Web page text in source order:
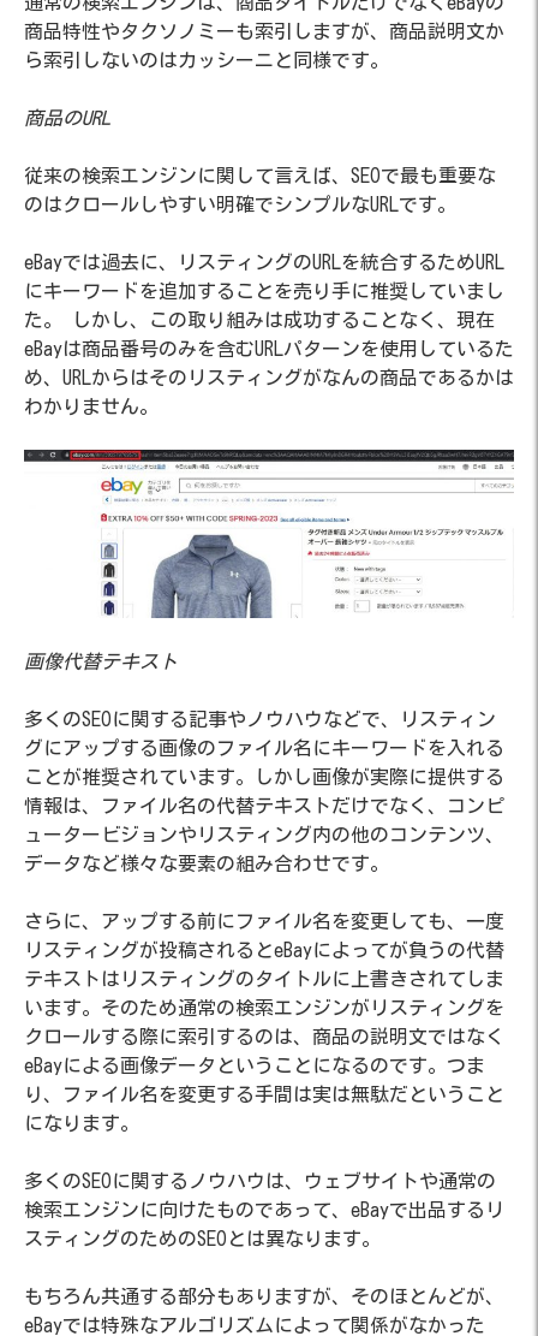
商品特性やタクソノミーも索引しますが、商品説明文か
ら索引しないのはカッシーニと同様です。
商品のURL
従来の検索エンジンに関して言えば、SEOで最も重要な
のはクロールしやすい明確でシンプルなURLです。
eBayでは過去に、リスティングのURLを統合するためURL
にキーワードを追加することを売り手に推奨していまし
た。 しかし、この取り組みは成功することなく、現在
eBayは商品番号のみを含むURLパターンを使用しているた
め、URLからはそのリスティングがなんの商品であるかは
わかりません。
画像代替テキスト
多くのSEOに関する記事やノウハウなどで、リスティン
グにアップする画像のファイル名にキーワードを入れる
ことが推奨されています。しかし画像が実際に提供する
情報は、ファイル名の代替テキストだけでなく、コンピ
ュータービジョンやリスティング内の他のコンテンツ、
データなど様々な要素の組み合わせです。
さらに、アップする前にファイル名を変更しても、一度
リスティングが投稿されるとeBayによってが負うの代替
テキストはリスティングのタイトルに上書きされてしま
います。そのため通常の検索エンジンがリスティングを
クロールする際に索引するのは、商品の説明文ではなく
eBayによる画像データということになるのです。つま
り、ファイル名を変更する手間は実は無駄だということ
になります。
多くのSEOに関するノウハウは、ウェブサイトや通常の
検索エンジンに向けたものであって、eBayで出品するリ
スティングのためのSEOとは異なります。
もちろん共通する部分もありますが、そのほとんどが、
eBayでは特殊なアルゴリズムによって関係がなかった